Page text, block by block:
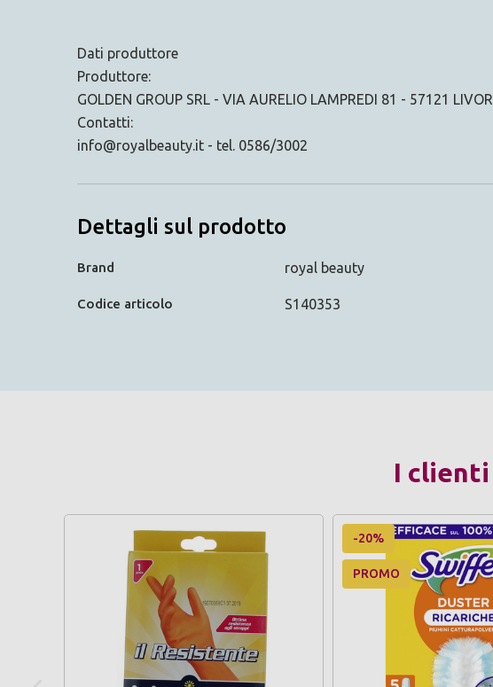
Dati produttore
Produttore:
GOLDEN GROUP SRL - VIA AURELIO LAMPREDI 81 - 57121
Contatti:
info@royalbeauty.it - tel. 0586/3002
Dettagli sul prodotto
Brand royal beauty
Codice articolo S140353
I clienti
-20%
PROMO